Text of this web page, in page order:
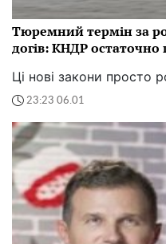
Тюремний термін за
догів: КНДР остаточно
Ці нові закони просто
23:23 06.01